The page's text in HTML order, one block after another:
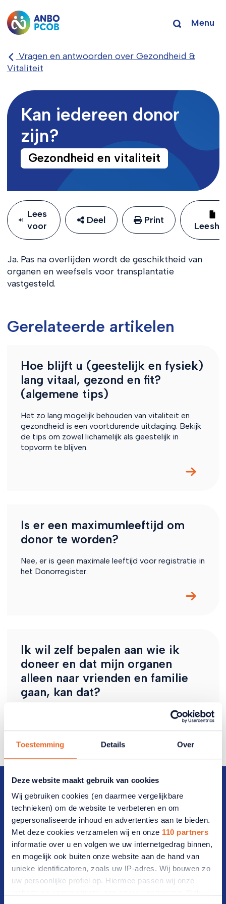
Toestemming Details Over
Deze website maakt gebruik van cookies
Wij gebruiken cookies (en daarmee vergelijkbare
technieken) om de website te verbeteren en om
gepersonaliseerde inhoud en advertenties aan te bieden.
Met deze cookies verzamelen wij en onze 110 partners
informatie over u en volgen we uw internetgedrag binnen,
en mogelijk ook buiten onze website aan de hand van
unieke identificatoren, zoals uw IP-adres. Wij bouwen zo
uw persoonlijke profiel op. Hiermee passen wij onze
Menu
Vragen en antwoorden over Gezondheid &
Vitaliteit
Kan iedereen donor
zijn?
Gezondheid en vitaliteit
Lees
voor
Deel Print
Ja. Pas na overlijden wordt de geschiktheid van
organen en weefsels voor transplantatie
vastgesteld.
Gerelateerde artikelen
Hoe blijft u (geestelijk en fysiek)
lang vitaal, gezond en fit?
(algemene tips)
Het zo lang mogelijk behouden van vitaliteit en
gezondheid is een voortdurende uitdaging. Bekijk
de tips om zowel lichamelijk als geestelijk in
topvorm te blijven.
Is er een maximumleeftijd om
donor te worden?
Nee, er is geen maximale leeftijd voor registratie in
het Donorregister.
Ik wil zelf bepalen aan wie ik
doneer en dat mijn organen
alleen naar vrienden en familie
gaan, kan dat?
Direct naar
Veelgestelde vragen
Vrijwilligers(werk)
Werken bij ANBO-PCOB